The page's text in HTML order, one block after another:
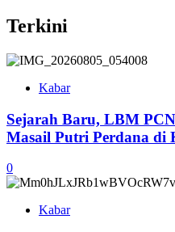
Terkini
Kabar
Sejarah Baru, LBM
Masail Putri Perdana di
0
Kabar